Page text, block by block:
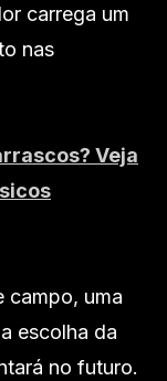
carrega um
nas
Veja
campo, uma
escolha da
no futuro.